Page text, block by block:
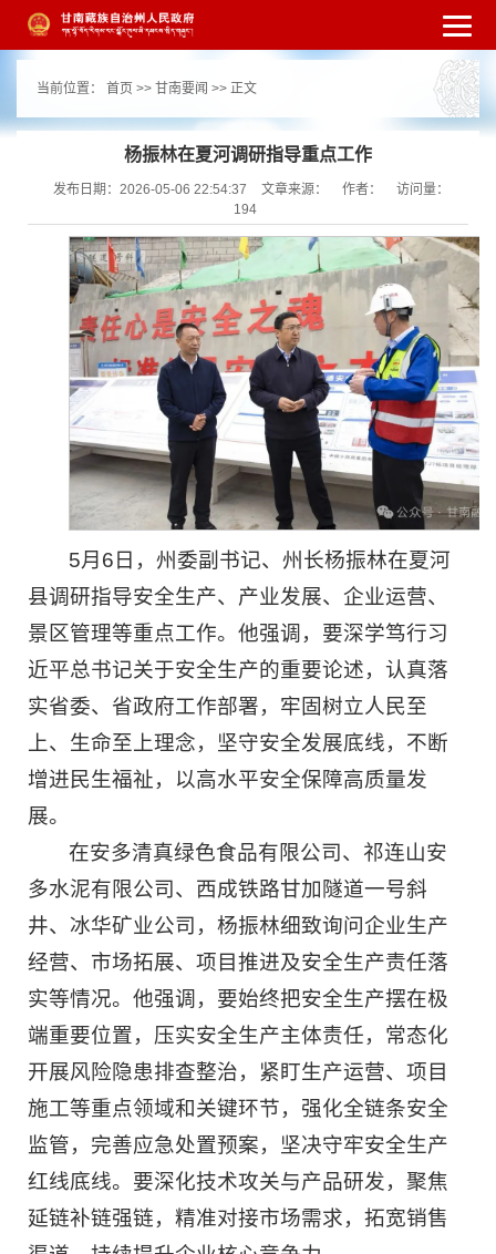
网站无障
碍 打开适老化模式 登录
当前位置： 首页 >> 甘南要闻 >> 正文
杨振林在夏河调研指导重点工作
发布日期：2026-05-06 22:54:37 文章来源： 作者：
访问量：
194
5月6日，州委副书记、州长杨振林在夏河
县调研指导安全生产、产业发展、企业运营、
景区管理等重点工作。他强调，要深学笃行习
近平总书记关于安全生产的重要论述，认真落
实省委、省政府工作部署，牢固树立人民至
上、生命至上理念，坚守安全发展底线，不断
增进民生福祉，以高水平安全保障高质量发
展。
在安多清真绿色食品有限公司、祁连山安
多水泥有限公司、西成铁路甘加隧道一号斜
井、冰华矿业公司，杨振林细致询问企业生产
经营、市场拓展、项目推进及安全生产责任落
实等情况。他强调，要始终把安全生产摆在极
端重要位置，压实安全生产主体责任，常态化
开展风险隐患排查整治，紧盯生产运营、项目
施工等重点领域和关键环节，强化全链条安全
监管，完善应急处置预案，坚决守牢安全生产
红线底线。要深化技术攻关与产品研发，聚焦
延链补链强链，精准对接市场需求，拓宽销售